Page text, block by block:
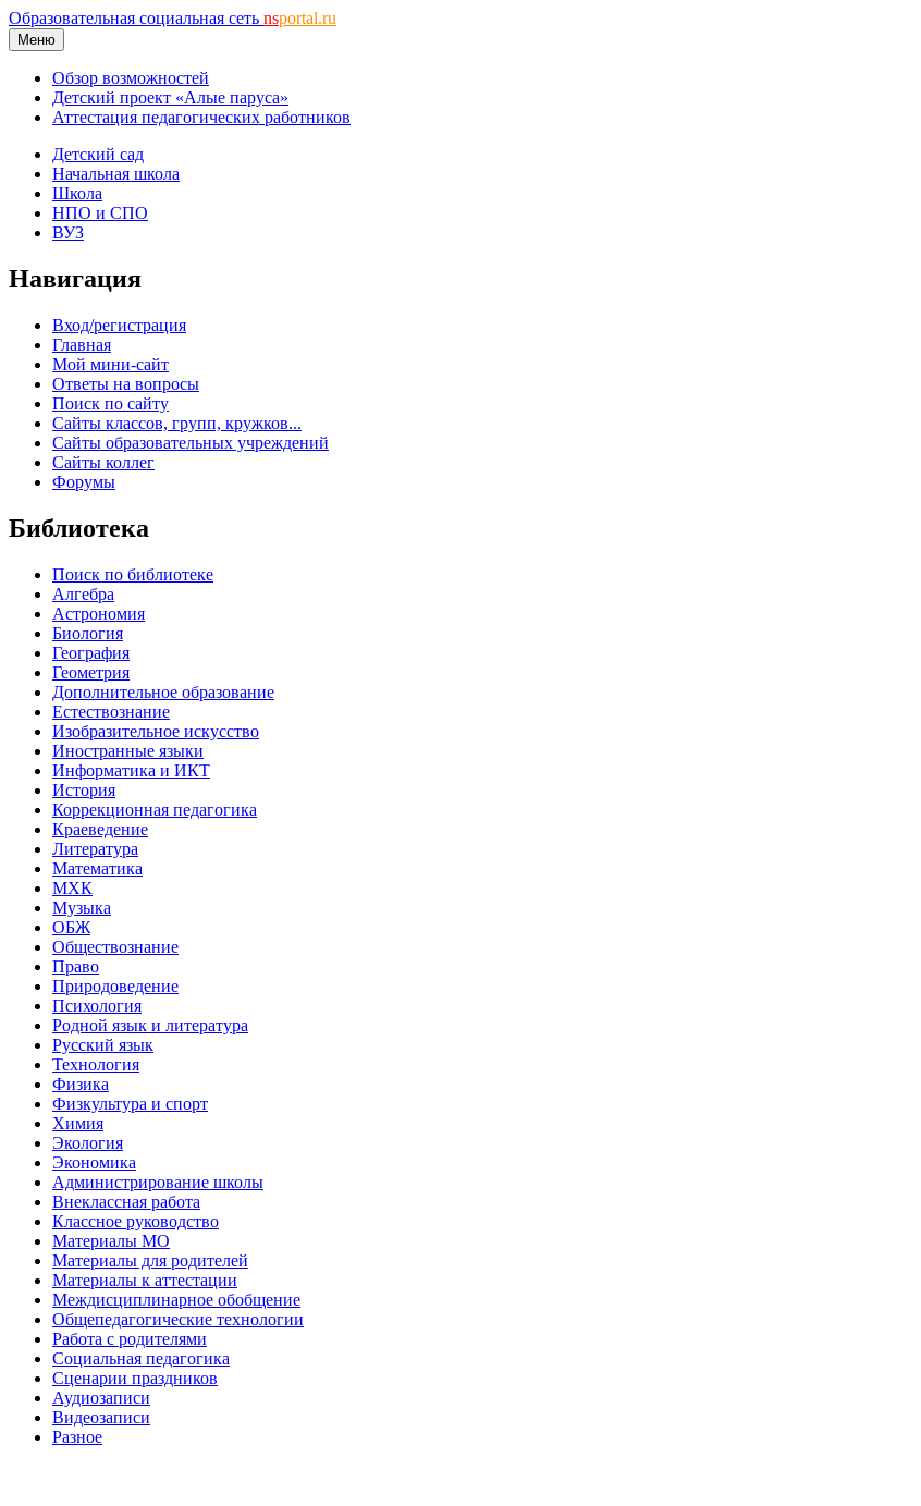
Образовательная социальная сеть nsportal.ru
Меню
Обзор возможностей
Детский проект «Алые паруса»
Аттестация педагогических работников
Детский сад
Начальная школа
Школа
НПО и СПО
ВУЗ
Навигация
Вход/регистрация
Главная
Мой мини-сайт
Ответы на вопросы
Поиск по сайту
Сайты классов, групп, кружков...
Сайты образовательных учреждений
Сайты коллег
Форумы
Библиотека
Поиск по библиотеке
Алгебра
Астрономия
Биология
География
Геометрия
Дополнительное образование
Естествознание
Изобразительное искусство
Иностранные языки
Информатика и ИКТ
История
Коррекционная педагогика
Краеведение
Литература
Математика
МХК
Музыка
ОБЖ
Обществознание
Право
Природоведение
Психология
Родной язык и литература
Русский язык
Технология
Физика
Физкультура и спорт
Химия
Экология
Экономика
Администрирование школы
Внеклассная работа
Классное руководство
Материалы МО
Материалы для родителей
Материалы к аттестации
Междисциплинарное обобщение
Общепедагогические технологии
Работа с родителями
Социальная педагогика
Сценарии праздников
Аудиозаписи
Видеозаписи
Разное